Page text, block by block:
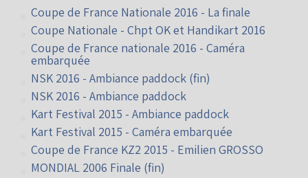
Vidéos à Angerville
Coupe de France Nationale 2016 - La finale
Coupe Nationale - Chpt OK et Handikart 2016
Coupe de France nationale 2016 - Caméra
embarquée
NSK 2016 - Ambiance paddock (fin)
NSK 2016 - Ambiance paddock
Kart Festival 2015 - Ambiance paddock
Kart Festival 2015 - Caméra embarquée